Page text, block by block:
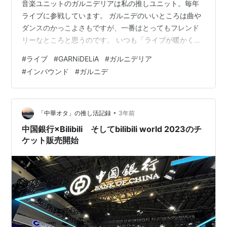
音楽ユニットのガルニデリアは私の推しユニット。毎年
ライブに参戦しています。 ガルニデのいいところは曲や
ダンスのかっこよさもですが、一番はとってもフレンド
リーなところと思うのです。 いつも「ライブが暖かく感
なのです。 ガルニデは今、精力的にライブツアーをして
います。 コロナ禍前から日本中をライブで飛び回ってい
たユニットでしたが、コロナ禍の完全解除となった今は
日本を飛び出して中国やシンガポールまで。世界を相手
に積極的にライブ活動を展開しています。 ガルニデいわ
く、「タクシーに乗るように飛行機に乗っ…
#ライブ #GARNiDELiA #ガルニデリア
#インバウンド #ガルニデ
「中華オタ」の推し活記録 • 3年前
中国銀行×Bilibili そしてbilibili world 2023のチ
ケット販売開始